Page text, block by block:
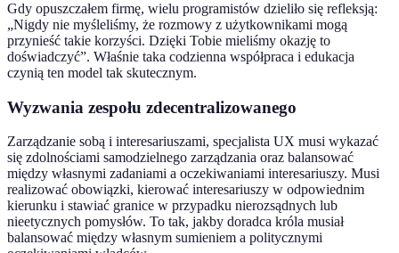
Gdy opuszczałem firmę, wielu programistów dzieliło się refleksją:
„Nigdy nie myśleliśmy, że rozmowy z użytkownikami mogą
przynieść takie korzyści. Dzięki Tobie mieliśmy okazję to
doświadczyć”. Właśnie taka codzienna współpraca i edukacja
czynią ten model tak skutecznym.
Wyzwania zespołu zdecentralizowanego
Zarządzanie sobą i interesariuszami, specjalista UX musi wykazać
się zdolnościami samodzielnego zarządzania oraz balansować
między własnymi zadaniami a oczekiwaniami interesariuszy. Musi
realizować obowiązki, kierować interesariuszy w odpowiednim
kierunku i stawiać granice w przypadku nierozsądnych lub
nieetycznych pomysłów. To tak, jakby doradca króla musiał
balansować między własnym sumieniem a politycznymi